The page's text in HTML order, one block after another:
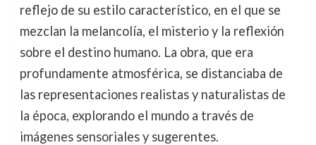
reflejo de su estilo característico, en el que se
mezclan la melancolía, el misterio y la reflexión
sobre el destino humano. La obra, que era
profundamente atmosférica, se distanciaba de
las representaciones realistas y naturalistas de
la época, explorando el mundo a través de
imágenes sensoriales y sugerentes.